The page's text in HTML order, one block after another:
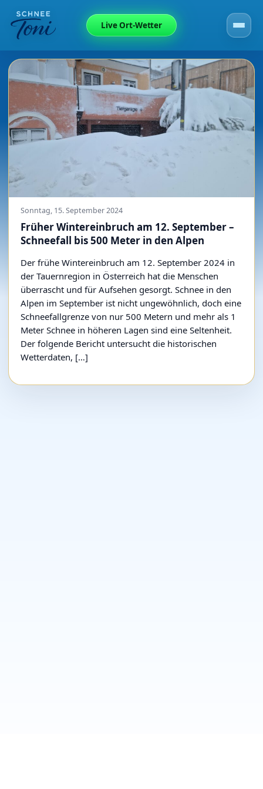
Live Ort-Wetter
Sonntag, 15. September 2024
Früher Wintereinbruch am 12. September –
Schneefall bis 500 Meter in den Alpen
Der frühe Wintereinbruch am 12. September 2024 in
der Tauernregion in Österreich hat die Menschen
überrascht und für Aufsehen gesorgt. Schnee in den
Alpen im September ist nicht ungewöhnlich, doch eine
Schneefallgrenze von nur 500 Metern und mehr als 1
Meter Schnee in höheren Lagen sind eine Seltenheit.
Der folgende Bericht untersucht die historischen
Wetterdaten, […]